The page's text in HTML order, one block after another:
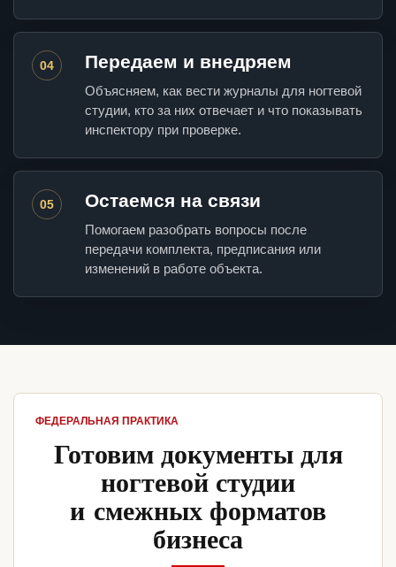
04 Передаем и внедряем
Объясняем, как вести журналы для ногтевой
студии, кто за них отвечает и что показывать
инспектору при проверке.
05 Остаемся на связи
Помогаем разобрать вопросы после
передачи комплекта, предписания или
изменений в работе объекта.
ФЕДЕРАЛЬНАЯ ПРАКТИКА
Готовим документы для
ногтевой студии
и смежных форматов
бизнеса